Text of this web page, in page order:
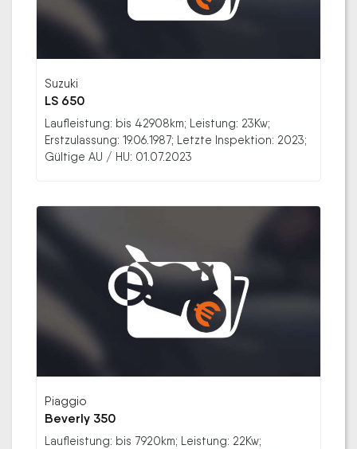
Suzuki
LS 650
Laufleistung: bis 42908km; Leistung: 23Kw;
Erstzulassung: 19.06.1987; Letzte Inspektion: 2023;
Gültige AU / HU: 01.07.2023
Piaggio
Beverly 350
Laufleistung: bis 7920km; Leistung: 22Kw;